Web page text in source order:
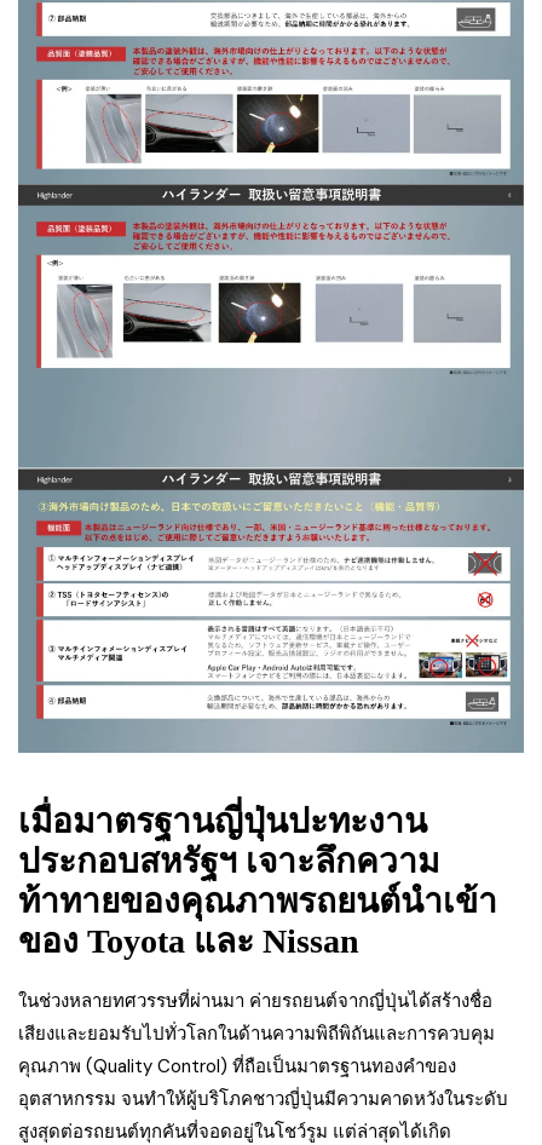
เมื่อมาตรฐานญี่ปุ่นปะทะงาน
ประกอบสหรัฐฯ เจาะลึกความ
ท้าทายของคุณภาพรถยนต์นำเข้า
ของ Toyota และ Nissan
ในช่วงหลายทศวรรษที่ผ่านมา ค่ายรถยนต์จากญี่ปุ่นได้สร้างชื่อ
เสียงและยอมรับไปทั่วโลกในด้านความพิถีพิถันและการควบคุม
คุณภาพ (Quality Control) ที่ถือเป็นมาตรฐานทองคำของ
อุตสาหกรรม จนทำให้ผู้บริโภคชาวญี่ปุ่นมีความคาดหวังในระดับ
สูงสุดต่อรถยนต์ทุกคันที่จอดอยู่ในโชว์รูม แต่ล่าสุดได้เกิด